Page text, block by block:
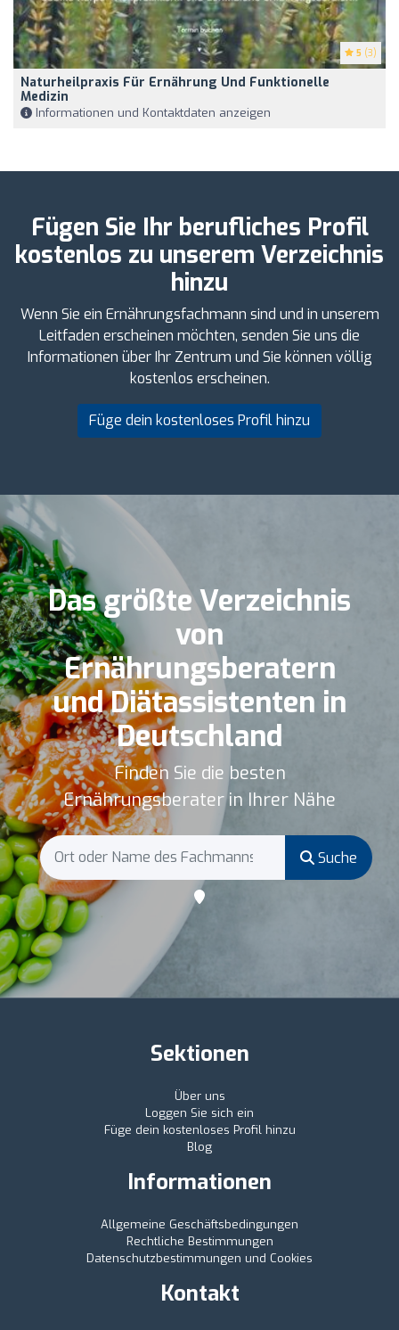
5 (3)
Naturheilpraxis Für Ernährung Und Funktionelle
Medizin
Informationen und Kontaktdaten anzeigen
Fügen Sie Ihr berufliches Profil
kostenlos zu unserem Verzeichnis
hinzu
Wenn Sie ein Ernährungsfachmann sind und in unserem
Leitfaden erscheinen möchten, senden Sie uns die
Informationen über Ihr Zentrum und Sie können völlig
kostenlos erscheinen.
Füge dein kostenloses Profil hinzu
Das größte Verzeichnis
von
Ernährungsberatern
und Diätassistenten in
Deutschland
Finden Sie die besten
Ernährungsberater in Ihrer Nähe
Suche
Sektionen
Über uns
Loggen Sie sich ein
Füge dein kostenloses Profil hinzu
Blog
Informationen
Allgemeine Geschäftsbedingungen
Rechtliche Bestimmungen
Datenschutzbestimmungen und Cookies
Kontakt